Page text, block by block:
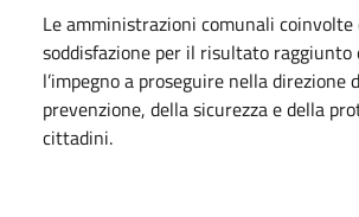
Le amministrazioni comunali coinvolte
soddisfazione per il risultato raggiunto
l’impegno a proseguire nella direzione
prevenzione, della sicurezza e della
cittadini.